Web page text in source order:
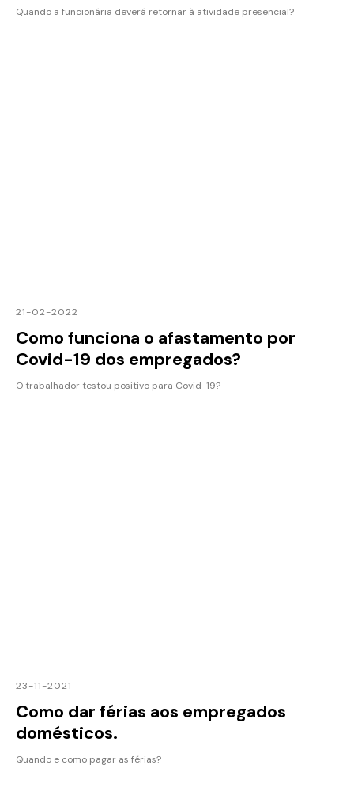
Quando a funcionária deverá retornar à atividade presencial?
21-02-2022
Como funciona o afastamento por
Covid-19 dos empregados?
O trabalhador testou positivo para Covid-19?
23-11-2021
Como dar férias aos empregados
domésticos.
Quando e como pagar as férias?